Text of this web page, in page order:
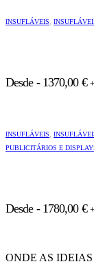
INSUFLÁVEIS
Desde - 1370,00 €
INSUFLÁVEIS
PUBLICITÁRIOS E
Desde - 1780,00 €
ONDE AS